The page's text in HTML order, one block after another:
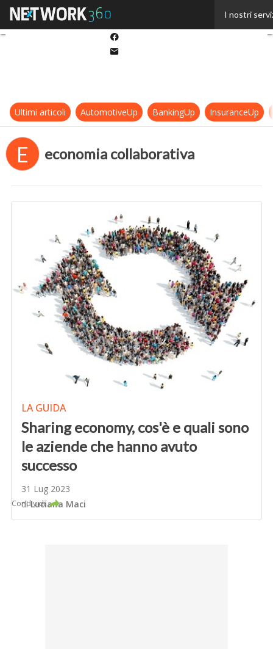
I nostri
Ultimi articoli AutomotiveUp BankingUp InsuranceUp
E economia collaborativa
LA GUIDA
Sharing economy, cos'è e quali sono
le aziende che hanno avuto
successo
31 Lug 2023
diLuciana Maci
Condividi